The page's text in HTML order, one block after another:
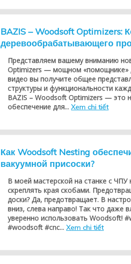
BAZIS – Woodsoft
деревообрабатывающего
Представляем вашему вниманию
Optimizers — мощном «помощнике»
видео вы получите общее
структуры и функциональности
BAZIS – Woodsoft Optimizers — это
обеспечение для... Xem chi tiết
Как Woodsoft Nesting
вакуумной присоски?
В моей мастерской на станке с
скреплять края скобами.
доски? Да, предотвращает. В
вниз, слева направо! Так что даже
уверенно использовать Woodsoft!
#woodsoft #cnc... Xem chi tiết